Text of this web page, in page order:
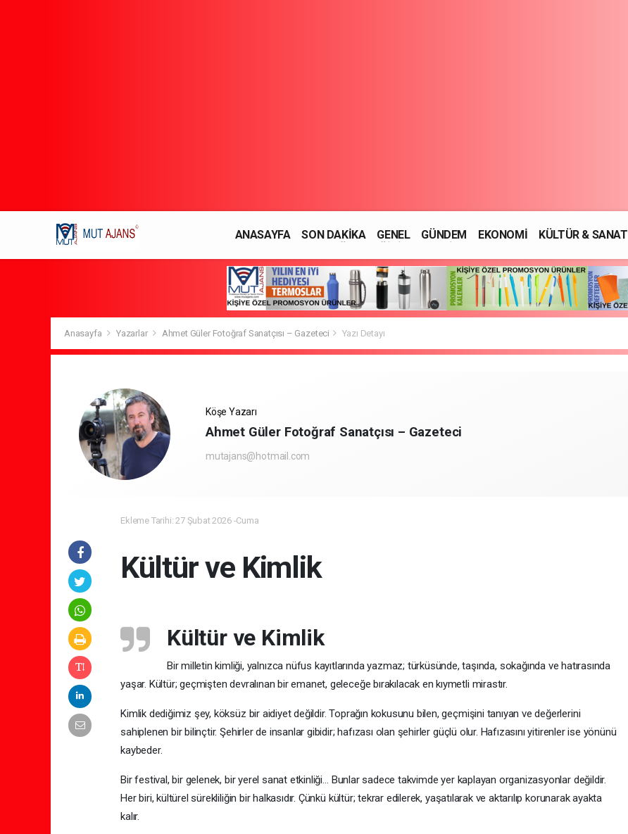
ANASAYFA SON DAKİKA GENEL GÜNDEM EKONOMİ
KÜLTÜR & SANAT
Anasayfa Yazarlar Ahmet Güler Fotoğraf Sanatçısı – Gazeteci Yazı Detayı
Köşe Yazarı
Ahmet Güler Fotoğraf Sanatçısı – Gazeteci
mutajans@hotmail.com
Ekleme Tarihi: 27 Şubat 2026 -Cuma
Kültür ve Kimlik
Kültür ve Kimlik
Bir milletin kimliği, yalnızca nüfus kayıtlarında yazmaz; türküsünde, taşında, sokağında ve hatırasında
yaşar. Kültür; geçmişten devralınan bir emanet, geleceğe bırakılacak en kıymetli mirastır.
Kimlik dediğimiz şey, köksüz bir aidiyet değildir. Toprağın kokusunu bilen, geçmişini tanıyan ve değerlerini
sahiplenen bir bilinçtir. Şehirler de insanlar gibidir; hafızası olan şehirler güçlü olur. Hafızasını yitirenler ise yönünü
kaybeder.
Bir festival, bir gelenek, bir yerel sanat etkinliği… Bunlar sadece takvimde yer kaplayan organizasyonlar değildir.
Her biri, kültürel sürekliliğin bir halkasıdır. Çünkü kültür; tekrar edilerek, yaşatılarak ve aktarılıp korunarak ayakta
kalır.